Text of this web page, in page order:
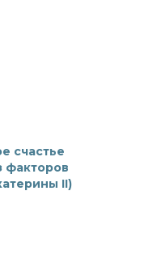
счастье
факторов
II)